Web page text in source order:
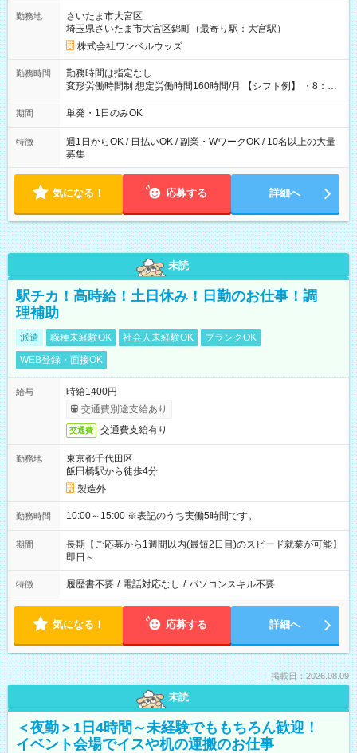
勤務地
さいたま市大宮区
埼玉県さいたま市大宮区錦町（最寄り駅：大宮駅）
株式会社ワンベルウッズ
勤務時間
勤務時間は指定なし
変形労働時間制 想定労働時間160時間/月 【シフト例】 ・8：00
～21：00
期間 単発・1日のみOK
特徴
週1日からOK / 日払いOK / 副業・WワークOK / 10名以上の大量
募集
気になる！ 応募する 詳細へ
未読
駅チカ！高時給！土日休み！日勤のお仕事！調
理補助
派遣 職種未経験OK 社会人未経験OK
ブランクOK
WEB登録・面接OK
給与
時給1400円
交通費別途支給あり
交通費 交通費支給有り
勤務地
東京都千代田区
飯田橋駅から徒歩4分
製造外
勤務時間 10:00～15:00 ※表記のうち実働5時間です。
期間
長期【ご応募から1週間以内(最短2日目)のスピード就業が可能】
即日～
特徴 履歴書不要 / 電話対応なし / パソコンスキル不要
気になる！ 応募する 詳細へ
掲載日：2026.08.09
未読
＜夜勤＞1日4時間～未経験でももちろん歓迎！
イベント会場でイスや机の運搬のお仕事